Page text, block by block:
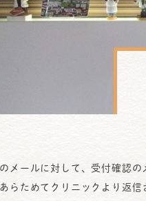
メールに対して、受付確認の
らためてクリニックより返